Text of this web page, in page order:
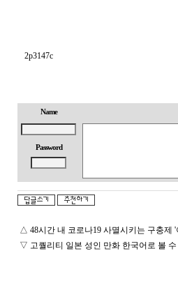
2p3147c
Name
Password
△ 48시간 내 코로나19 사멸시키는 구충제
▽ 고퀄리티 일본 성인 만화 한국어로 볼